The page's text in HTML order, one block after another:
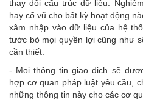
thay đổi cấu trúc dữ liệu.
hay cổ vũ cho bất kỳ hoạt động
xâm nhập vào dữ liệu của hệ
tước bỏ mọi quyền lợi cũng như
cần thiết.
- Mọi thông tin giao dịch sẽ
hợp cơ quan pháp luật yêu cầu,
những thông tin này cho các cơ